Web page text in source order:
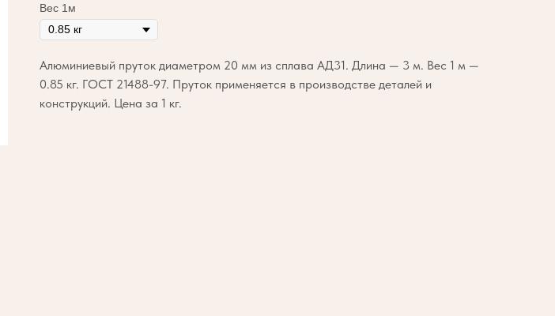
Вес 1м
Алюминиевый пруток диаметром 20 мм из сплава АД31. Длина — 3 м. Вес 1 м —
0.85 кг. ГОСТ 21488-97. Пруток применяется в производстве деталей и
конструкций. Цена за 1 кг.